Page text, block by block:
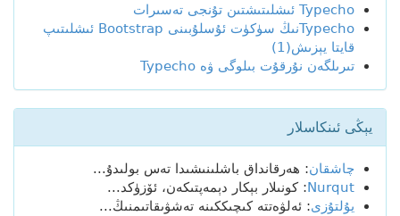
Typecho ئىشلىتىشتىن تۇنجى تەسىرات
Typechoنىڭ سۈكۈت ئۇسلۇبىنى Bootstrap ئىشلىتىپ
قايتا يېزىش(1)
تىرىلگەن نۇرقۇت بىلوگى ۋە Typecho
يېڭى ئىنكاسلار
چاشقان: ھەرقانداق باشلىنىشىدا تەس بولىدۇ...
Nurqut: كونىلار بېكار دېمەپتىكەن، ئۆزۈكد...
يۇلتۇزى: ئەلۋەتتە كىچىككىنە تەشۋىقاتىمنىڭ...